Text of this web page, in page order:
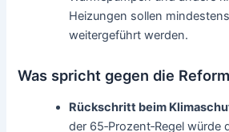
Heizungen sollen
weitergeführt werden.
Was spricht gegen die
Rückschritt beim
der 65‑Prozent‑Regel würde